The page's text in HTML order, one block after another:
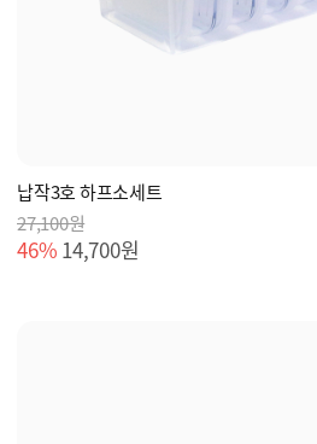
납작3호 하프소세트
27,100원
46% 14,700원